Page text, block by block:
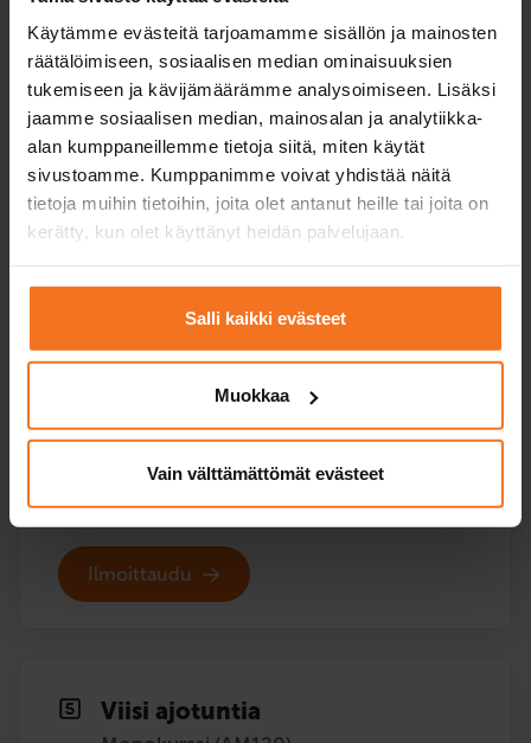
Käytämme evästeitä tarjoamamme sisällön ja mainosten
räätälöimiseen, sosiaalisen median ominaisuuksien
tukemiseen ja kävijämäärämme analysoimiseen. Lisäksi
jaamme sosiaalisen median, mainosalan ja analytiikka-
alan kumppaneillemme tietoja siitä, miten käytät
sivustoamme. Kumppanimme voivat yhdistää näitä
tietoja muihin tietoihin, joita olet antanut heille tai joita on
kerätty, kun olet käyttänyt heidän palvelujaan.
Salli kaikki evästeet
Muokkaa
Vain välttämättömät evästeet
Ilmoittaudu
Kolme ajotuntia
Voit maksaa myös osamaksulla
Kolme (3) ajotuntia autokoulun mopolla.
Ilmoittaudu
Viisi ajotuntia